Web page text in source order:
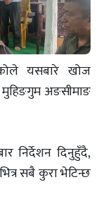
यसबारे खोज
अङसीमाङ
निर्देशन दिनुहुँदै,
सबै कुरा भेटिन्छ